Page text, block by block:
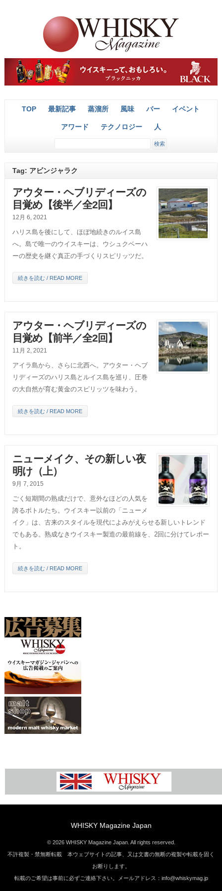
TOP 最新記事 蒸溜所 風味 バー イベント
アワード テクノロジー 人
Tag: アビンジャラク
アウター・ヘブリディーズの
目覚め【後半／全2回】
12月 6, 2021
ハリス島を後にして、ほぼ地続きのルイス島
へ。島で唯一のウイスキーは、ウシュクベーハ
ーの歴史を継ぐ真正の手づくりスピリッツだ。
続きを読む / READ MORE
アウター・ヘブリディーズの
目覚め【前半／全2回】
11月 2, 2021
アイラ島から、さらに北西へ。アウター・ヘブ
リディーズのハリス島とルイス島を巡り、圧巻
の大自然が育む黄金のスピリッツを味わう。
続きを読む / READ MORE
ニューメイク、その新しい夜
明け（上）
9月 7, 2015
ごく短期間の熟成だけで、意外なほどの人気を
誇るボトルたち。ウイスキー以前の「ニューメ
イク」は、古来のスタイルを現代によみがえらせる新しいトレンド
でもある。熟成なきウイスキー製造の最前線を、2回に分けてレポー
ト。
続きを読む / READ MORE
WHISKY Magazine Japan
© 2026 WHISKY Magazine Japan. All rights reserved.
不許複製・禁無断転載 本ウェブサイトの記事、又は文書の無断の複製や転載を固く
お断りします。
転載のご希望は事前に必ずご連絡下さい。メールアドレス：info@whiskymag.jp